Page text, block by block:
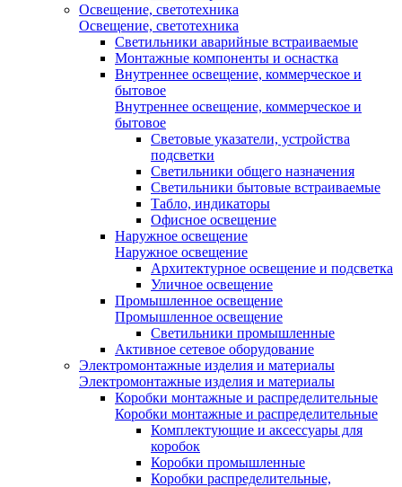
Освещение, светотехника
Освещение, светотехника
Светильники аварийные встраиваемые
Монтажные компоненты и оснастка
Внутреннее освещение, коммерческое и
бытовое
Внутреннее освещение, коммерческое и
бытовое
Световые указатели, устройства
подсветки
Светильники общего назначения
Светильники бытовые встраиваемые
Табло, индикаторы
Офисное освещение
Наружное освещение
Наружное освещение
Архитектурное освещение и подсветка
Уличное освещение
Промышленное освещение
Промышленное освещение
Светильники промышленные
Активное сетевое оборудование
Электромонтажные изделия и материалы
Электромонтажные изделия и материалы
Коробки монтажные и распределительные
Коробки монтажные и распределительные
Комплектующие и аксессуары для
коробок
Коробки промышленные
Коробки распределительные,